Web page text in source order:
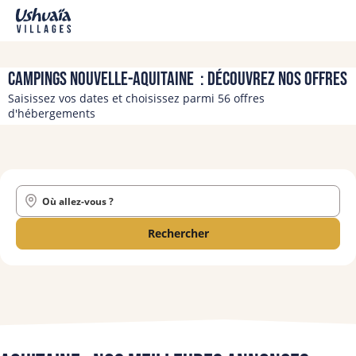
Campings Nouvelle-Aquitaine : découvrez nos offres
Saisissez vos dates et choisissez parmi 56 offres
d'hébergements
Où allez-vous ?
Rechercher